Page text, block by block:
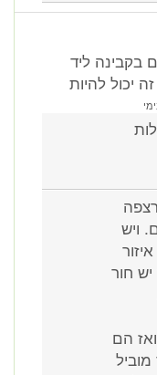
לי מיים בקבינה ליד
ויש
חור
הם